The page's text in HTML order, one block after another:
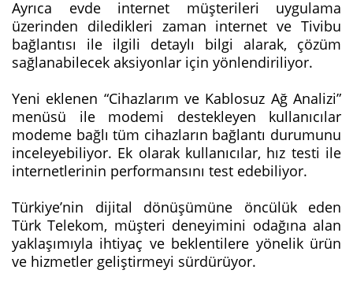
Ayrıca evde internet müşterileri uygulama
üzerinden diledikleri zaman internet ve Tivibu
bağlantısı ile ilgili detaylı bilgi alarak, çözüm
sağlanabilecek aksiyonlar için yönlendiriliyor.
Yeni eklenen “Cihazlarım ve Kablosuz Ağ Analizi”
menüsü ile modemi destekleyen kullanıcılar
modeme bağlı tüm cihazların bağlantı durumunu
inceleyebiliyor. Ek olarak kullanıcılar, hız testi ile
internetlerinin performansını test edebiliyor. ‎
Türkiye’nin dijital dönüşümüne öncülük eden
Türk Telekom, müşteri deneyimini odağına alan
yaklaşımıyla ihtiyaç ve beklentilere yönelik ürün
ve hizmetler geliştirmeyi sürdürüyor.